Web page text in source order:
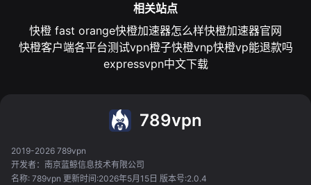
相关站点
快橙 fast orange快橙加速器怎么样快橙加速器官网
快橙客户端各平台测试vpn橙子快橙vnp快橙vp能退款吗
expressvpn中文下载
789vpn
2019-2026 789vpn
开发者：南京蓝鲸信息技术有限公司
名称: 789vpn 更新时间:2026年5月15日 版本号:2.0.4